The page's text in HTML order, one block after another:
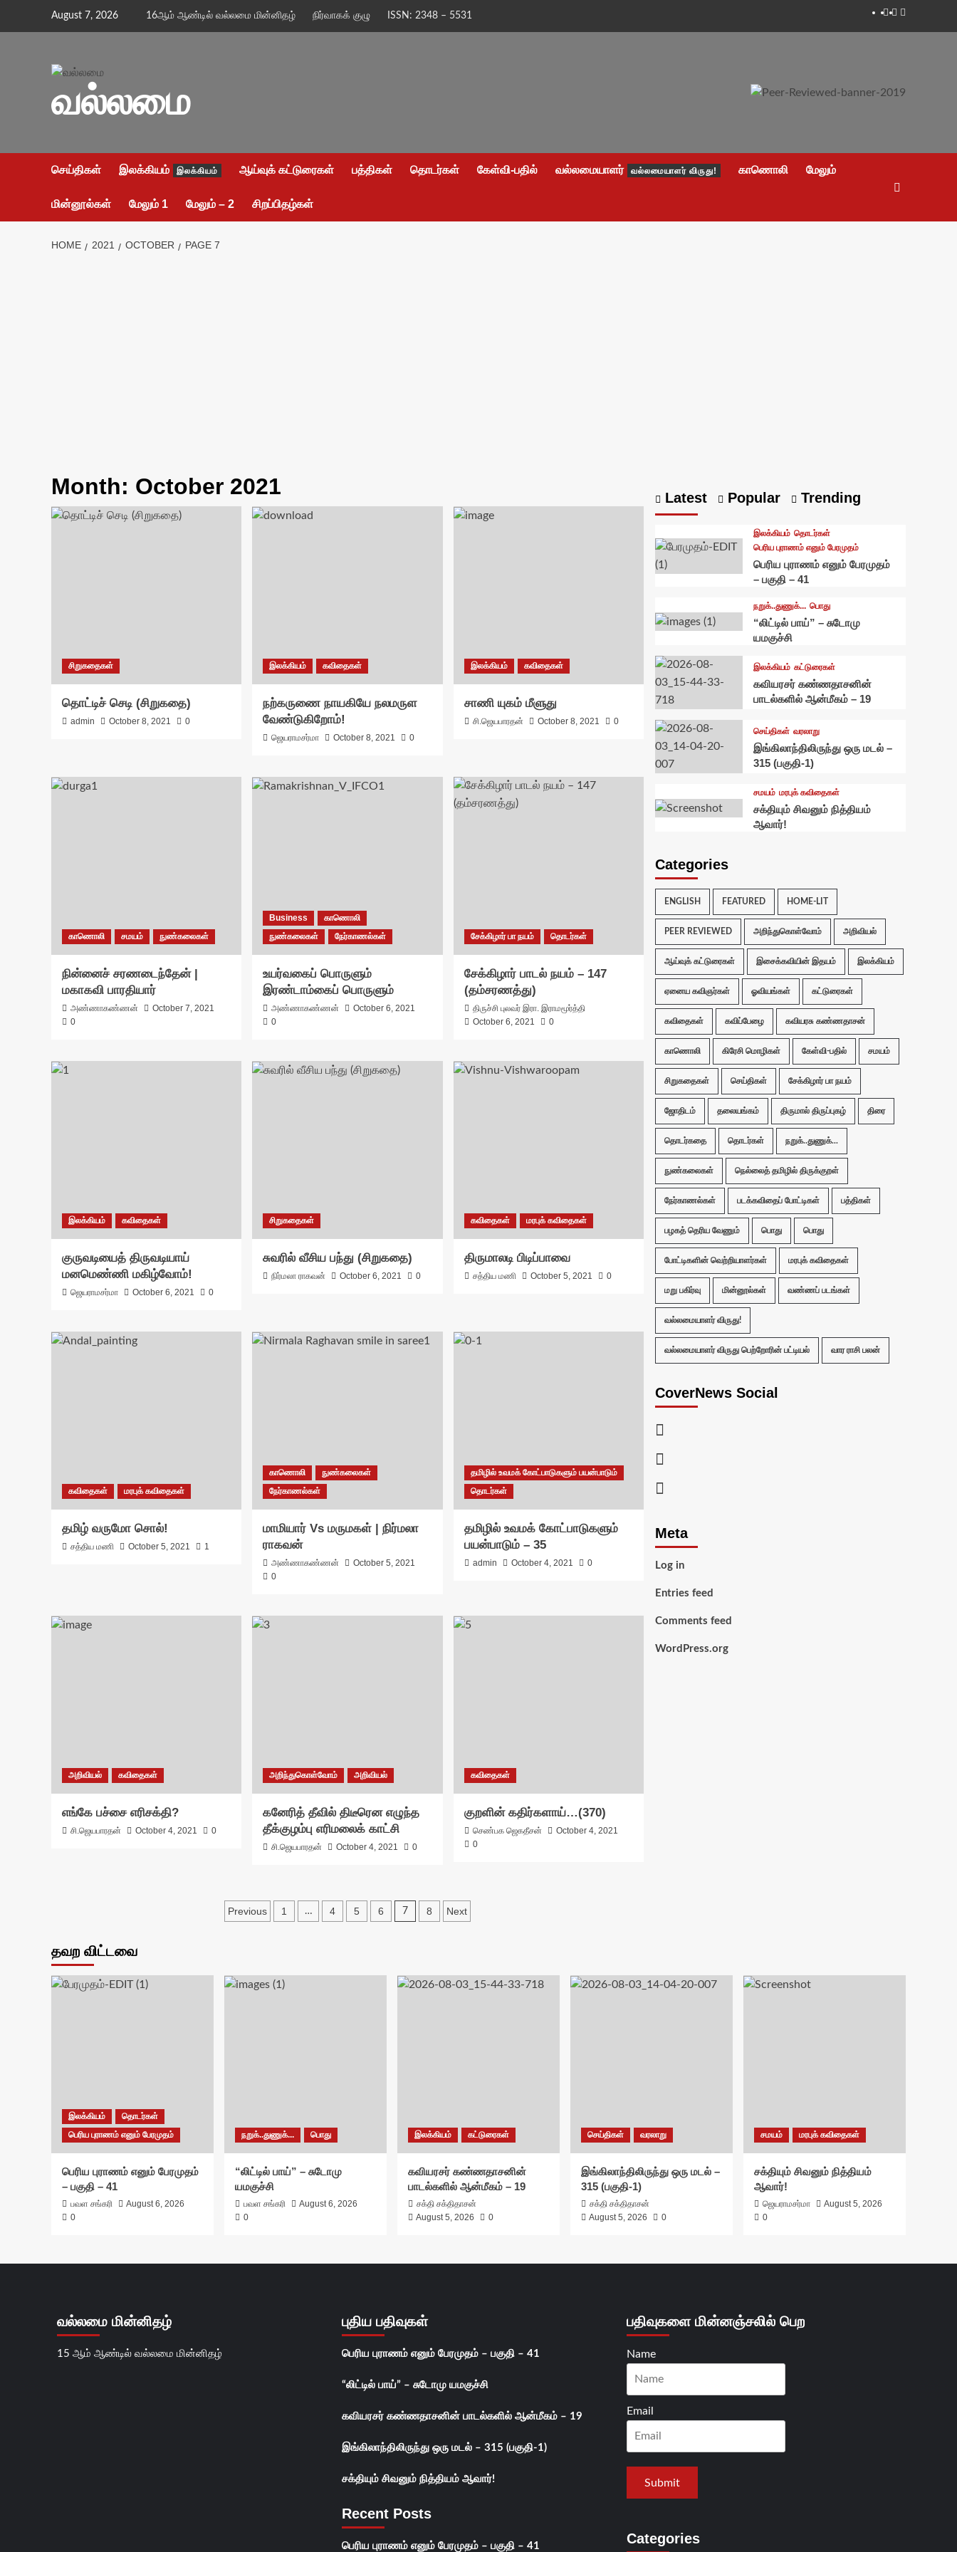
August 7, 2026 16ஆம் ஆண்டில் வல்லமை மின்னிதழ் நிர்வாகக் குழு ISSN: 2348 – 5531 Facebook
Twitter
Youtube
வல்லமை
செய்திகள் இலக்கியம் இலக்கியம் ஆய்வுக் கட்டுரைகள் பத்திகள் தொடர்கள் கேள்வி-பதில் வல்லமையாளர் வல்லமையாளர் விருது! காணொலி மேலும்
மின்னூல்கள் மேலும் 1 மேலும் – 2 சிறப்பிதழ்கள்
HOME 2021 OCTOBER PAGE 7
Month: October 2021
சிறுகதைகள்
தொட்டிச் செடி (சிறுகதை)
admin October 8, 2021 0
இலக்கியம் கவிதைகள்
நற்கருணை நாயகியே நலமருள
வேண்டுகிறோம்!
ஜெயராமசர்மா October 8, 2021 0
இலக்கியம் கவிதைகள்
சாணி யுகம் மீளுது
சி.ஜெயபாரதன் October 8, 2021 0
காணொலி சமயம் நுண்கலைகள்
நின்னைச் சரணடைந்தேன் |
மகாகவி பாரதியார்
அண்ணாகண்ணன்
October 7, 2021
0
Business
காணொலி
நுண்கலைகள்
நேர்காணல்கள்
உயர்வகைப் பொருளும்
இரண்டாம்கைப் பொருளும்
அண்ணாகண்ணன்
October 6, 2021
0
சேக்கிழார் பா நயம் தொடர்கள்
சேக்கிழார் பாடல் நயம் – 147
(தம்சரணத்து)
திருச்சி புலவர் இரா. இராமமூர்த்தி
October 6, 2021
0
இலக்கியம் கவிதைகள்
குருவடியைத் திருவடியாய்
மனமெண்ணி மகிழ்வோம்!
ஜெயராமசர்மா October 6, 2021 0
சிறுகதைகள்
சுவரில் வீசிய பந்து (சிறுகதை)
நிர்மலா ராகவன் October 6, 2021 0
கவிதைகள் மரபுக் கவிதைகள்
திருமாலடி பிடிப்பாவை
சத்திய மணி October 5, 2021 0
கவிதைகள் மரபுக் கவிதைகள்
தமிழ் வருமோ சொல்!
சத்திய மணி October 5, 2021 1
காணொலி
நுண்கலைகள்
நேர்காணல்கள்
மாமியார் Vs மருமகள் | நிர்மலா
ராகவன்
அண்ணாகண்ணன்
October 5, 2021
0
தமிழில் உவமக் கோட்பாடுகளும் பயன்பாடும்
தொடர்கள்
தமிழில் உவமக் கோட்பாடுகளும்
பயன்பாடும் – 35
admin October 4, 2021 0
அறிவியல் கவிதைகள்
எங்கே பச்சை எரிசக்தி?
சி.ஜெயபாரதன் October 4, 2021 0
அறிந்துகொள்வோம் அறிவியல்
கனேரித் தீவில் திடீரென எழுந்த
தீக்குழம்பு எரிமலைக் காட்சி
சி.ஜெயபாரதன் October 4, 2021 0
கவிதைகள்
குறளின் கதிர்களாய்…(370)
செண்பக ஜெகதீசன்
October 4, 2021
0
Posts
Previous 1 … 4 5 6 7 8 Next
Latest Popular Trending
இலக்கியம் தொடர்கள்
பெரிய புராணம் எனும் பேரமுதம்
பெரிய புராணம் எனும் பேரமுதம்
– பகுதி – 41
நறுக்..துணுக்... பொது
“லிட்டில் பாய்” – சுடோமு
யமகுச்சி
இலக்கியம் கட்டுரைகள்
கவியரசர் கண்ணதாசனின்
பாடல்களில் ஆன்மீகம் – 19
செய்திகள் வரலாறு
இங்கிலாந்திலிருந்து ஒரு மடல் –
315 (பகுதி-1)
சமயம் மரபுக் கவிதைகள்
சக்தியும் சிவனும் நித்தியம்
ஆவார்!
Categories
ENGLISH FEATURED HOME-LIT
PEER REVIEWED அறிந்துகொள்வோம் அறிவியல்
ஆய்வுக் கட்டுரைகள் இசைக்கவியின் இதயம் இலக்கியம்
ஏனைய கவிஞர்கள் ஓவியங்கள் கட்டுரைகள்
கவிதைகள் கவிப்பேழை கவியரசு கண்ணதாசன்
காணொலி கிரேசி மொழிகள் கேள்வி-பதில் சமயம்
சிறுகதைகள் செய்திகள் சேக்கிழார் பா நயம்
ஜோதிடம் தலையங்கம் திருமால் திருப்புகழ் திரை
தொடர்கதை தொடர்கள் நறுக்..துணுக்...
நுண்கலைகள் நெல்லைத் தமிழில் திருக்குறள்
நேர்காணல்கள் படக்கவிதைப் போட்டிகள் பத்திகள்
பழகத் தெரிய வேணும் பொது பொது
போட்டிகளின் வெற்றியாளர்கள் மரபுக் கவிதைகள்
மறு பகிர்வு மின்னூல்கள் வண்ணப் படங்கள்
வல்லமையாளர் விருது!
வல்லமையாளர் விருது பெற்றோரின் பட்டியல் வார ராசி பலன்
CoverNews Social
Meta
Log in
Entries feed
Comments feed
WordPress.org
தவற விட்டவை
இலக்கியம்
தொடர்கள்
பெரிய புராணம் எனும் பேரமுதம்
பெரிய புராணம் எனும் பேரமுதம்
– பகுதி – 41
பவள சங்கரி
August 6, 2026
0
நறுக்..துணுக்... பொது
“லிட்டில் பாய்” – சுடோமு
யமகுச்சி
பவள சங்கரி
August 6, 2026
0
இலக்கியம் கட்டுரைகள்
கவியரசர் கண்ணதாசனின்
பாடல்களில் ஆன்மீகம் – 19
சக்தி சக்திதாசன்
August 5, 2026
0
செய்திகள் வரலாறு
இங்கிலாந்திலிருந்து ஒரு மடல் –
315 (பகுதி-1)
சக்தி சக்திதாசன்
August 5, 2026
0
சமயம் மரபுக் கவிதைகள்
சக்தியும் சிவனும் நித்தியம்
ஆவார்!
ஜெயராமசர்மா
August 5, 2026
0
வல்லமை மின்னிதழ்
15 ஆம் ஆண்டில் வல்லமை மின்னிதழ்
புதிய பதிவுகள்
பெரிய புராணம் எனும் பேரமுதம் – பகுதி – 41
“லிட்டில் பாய்” – சுடோமு யமகுச்சி
கவியரசர் கண்ணதாசனின் பாடல்களில் ஆன்மீகம் – 19
இங்கிலாந்திலிருந்து ஒரு மடல் – 315 (பகுதி-1)
சக்தியும் சிவனும் நித்தியம் ஆவார்!
Recent Posts
பெரிய புராணம் எனும் பேரமுதம் – பகுதி – 41
பதிவுகளை மின்னஞ்சலில் பெற
Name
Email
Categories